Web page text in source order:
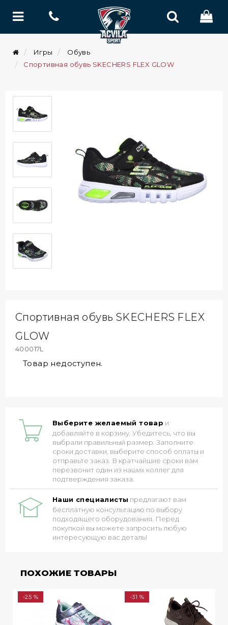
Игры
Обувь
Спортивная обувь SKECHERS FLEX GLOW
Спортивная обувь SKECHERS FLEX
GLOW
400017L
Товар недоступен.
Выберите желаемый товар и
добавляйте в корзину. Убедитесь, что вы
выбрали правильный размер. Заполните
сроки доставки, выберите способ оплаты и
отправьте заказ. В кратчайшие сроки вам
перезвонит один из наших коллег для
подтверждения заказа.
Наши специалисты предлагают вам
бесплатную консультацию по выбору
подходящего оборудования. Перед
покупкой вы можете запросить любую
интересующую вас деталь!
ПОХОЖИЕ ТОВАРЫ
-25 % -31 %